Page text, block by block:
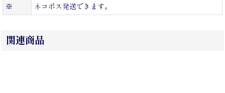
※ ネコポス発送できます。
関連商品